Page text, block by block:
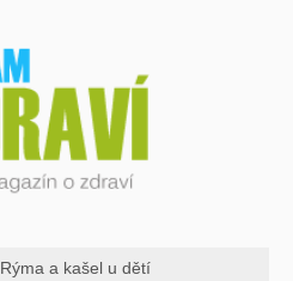
Rýma a kašel u dětí